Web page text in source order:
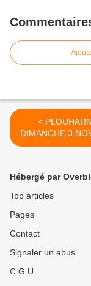
< PLOUHARNEL,
DIMANCHE 3
2013
Hébergé par
Top articles
Pages
Contact
Signaler un abus
C.G.U.